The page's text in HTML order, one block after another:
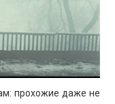
прохожие даже не